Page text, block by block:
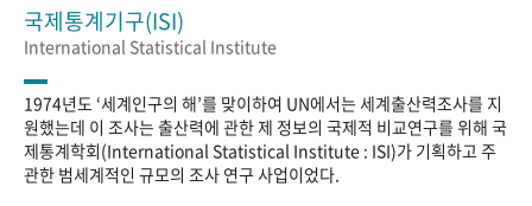
국제통계기구(ISI)
International Statistical Institute
1974년도 ‘세계인구의 해’를 맞이하여 UN에서는 세계출산력조사를 지
원했는데 이 조사는 출산력에 관한 제 정보의 국제적 비교연구를 위해 국
제통계학회(International Statistical Institute : ISI)가 기획하고 주
관한 범세계적인 규모의 조사 연구 사업이었다.